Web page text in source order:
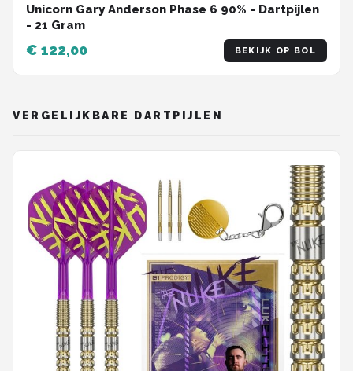
Unicorn Gary Anderson Phase 6 90% - Dartpijlen
- 21 Gram
€ 122,00 BEKIJK OP BOL
VERGELIJKBARE DARTPIJLEN